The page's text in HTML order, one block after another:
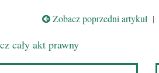
Zobacz poprzedni artykuł|
cały akt prawny